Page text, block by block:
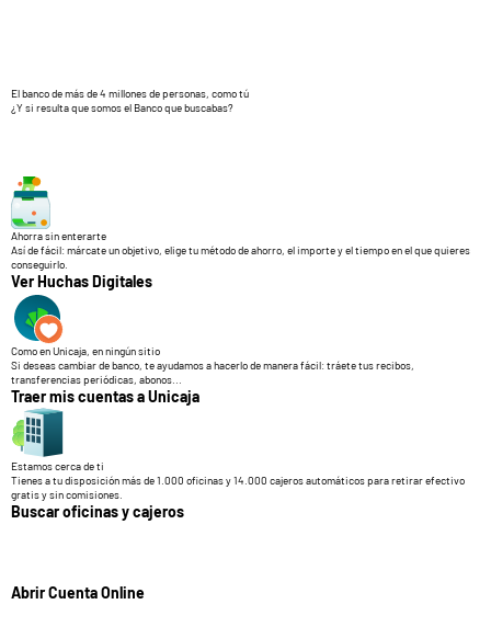
El banco de más de 4 millones de personas, como tú
¿Y si resulta que somos el Banco que buscabas?
Ahorra sin enterarte
Así de fácil: márcate un objetivo, elige tu método de ahorro, el importe y el tiempo en el que quieres
conseguirlo.
Ver Huchas Digitales
Como en Unicaja, en ningún sitio
Si deseas cambiar de banco, te ayudamos a hacerlo de manera fácil: tráete tus recibos,
transferencias periódicas, abonos...
Traer mis cuentas a Unicaja
Estamos cerca de ti
Tienes a tu disposición más de 1.000 oficinas y 14.000 cajeros automáticos para retirar efectivo
gratis y sin comisiones.
Buscar oficinas y cajeros
Abrir Cuenta Online